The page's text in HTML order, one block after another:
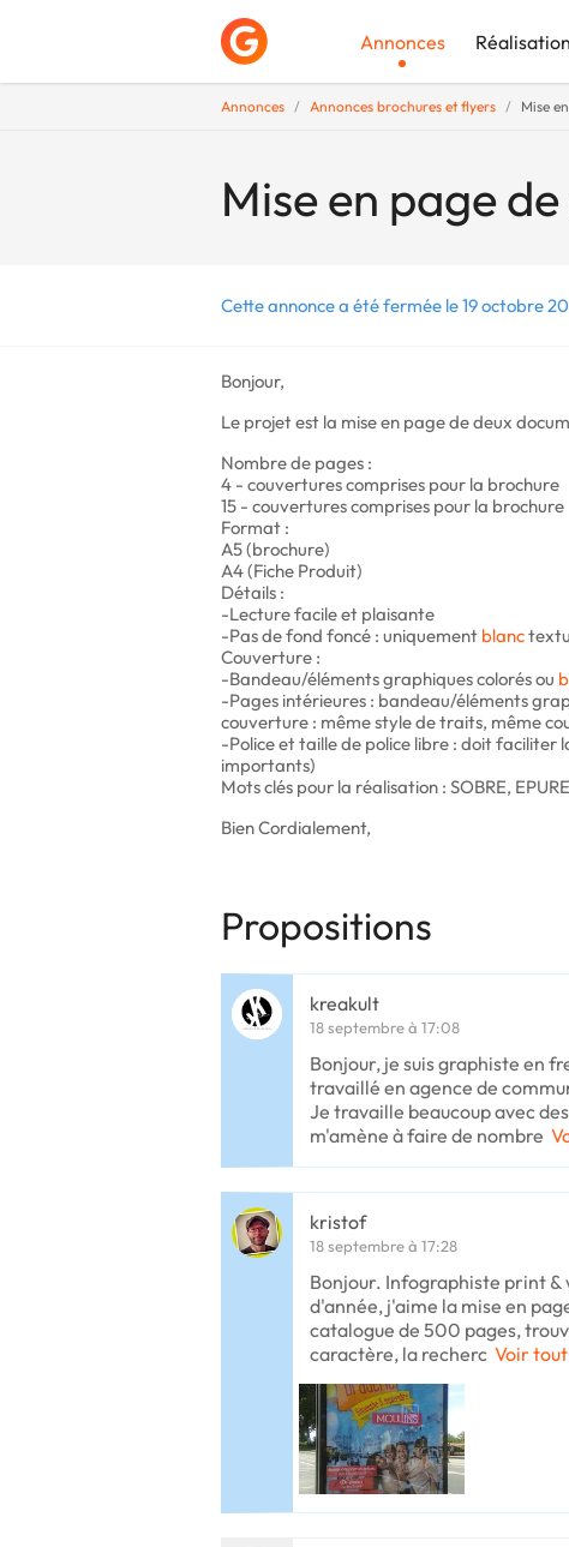
Annonces
Annonces Annonces brochures et flyers Mise
Mise en page
Cette annonce a été fermée le 19 octobre
Bonjour,
Le projet est la mise en page de deux
Nombre de pages :
4 - couvertures comprises pour la brochure
15 - couvertures comprises pour la brochure
Format :
A5 (brochure)
A4 (Fiche Produit)
Détails :
-Lecture facile et plaisante
-Pas de fond foncé : uniquement blanc
Couverture :
-Bandeau/éléments graphiques colorés ou
-Pages intérieures : bandeau/éléments
couverture : même style de traits, même
-Police et taille de police libre : doit faciliter
importants)
Mots clés pour la réalisation : SOBRE,
Bien Cordialement,
Propositions
kreakult
18 septembre à 17:08
Bonjour, je suis graphiste en
travaillé en agence de
Je travaille beaucoup avec
m'amène à faire de nombre
kristof
18 septembre à 17:28
Bonjour. Infographiste print &
d'année, j'aime la mise en
catalogue de 500 pages,
caractère, la recherc Voir